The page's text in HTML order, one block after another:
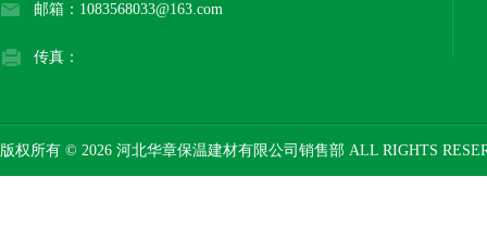
邮箱：1083568033@163.com
传真：
版权所有 © 2026 河北华章保温建材有限公司销售部 ALL RIGHTS